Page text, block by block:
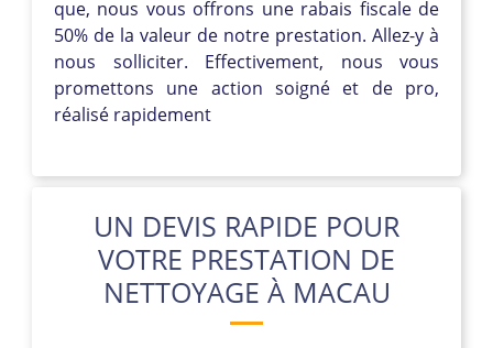
que, nous vous offrons une rabais fiscale de
50% de la valeur de notre prestation. Allez-y à
nous solliciter. Effectivement, nous vous
promettons une action soigné et de pro,
réalisé rapidement
UN DEVIS RAPIDE POUR
VOTRE PRESTATION DE
NETTOYAGE À MACAU